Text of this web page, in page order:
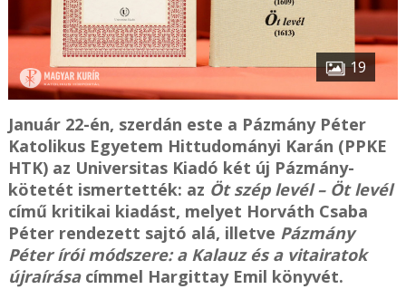
19
Január 22-én, szerdán este a Pázmány Péter
Katolikus Egyetem Hittudományi Karán (PPKE
HTK) az Universitas Kiadó két új Pázmány-
kötetét ismertették: az Öt szép levél – Öt levél
című kritikai kiadást, melyet Horváth Csaba
Péter rendezett sajtó alá, illetve Pázmány
Péter írói módszere: a Kalauz és a vitairatok
újraírásacímmel Hargittay Emil könyvét.